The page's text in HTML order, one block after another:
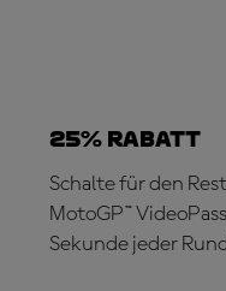
25% RABATT
Schalte für den
MotoGP™
Sekunde jeder